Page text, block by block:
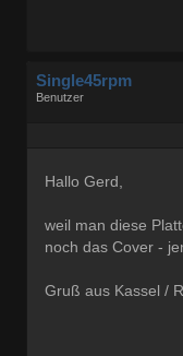
Single45rpm
Benutzer
Hallo Gerd,
weil man diese
noch das Cover -
Gruß aus Kassel /